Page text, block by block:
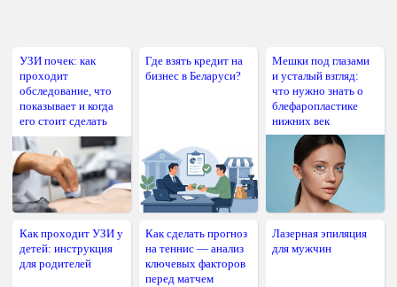
УЗИ почек: как
проходит
обследование, что
показывает и когда
его стоит сделать
Где взять кредит на
бизнес в Беларуси?
Мешки под глазами
и усталый взгляд:
что нужно знать о
блефаропластике
нижних век
Как проходит УЗИ у
детей: инструкция
для родителей
Как сделать прогноз
на теннис — анализ
ключевых факторов
перед матчем
Лазерная эпиляция
для мужчин